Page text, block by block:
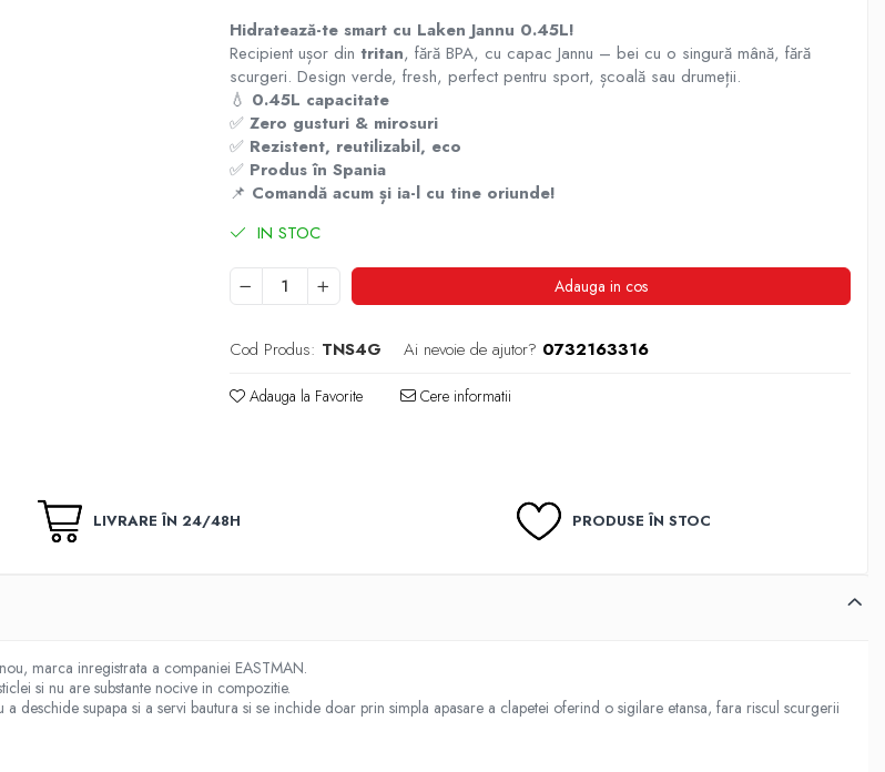
Hidratează-te smart cu Laken Jannu 0.45L!
Recipient ușor din tritan, fără BPA, cu capac Jannu – bei cu o singură mână, fără
scurgeri. Design verde, fresh, perfect pentru sport, școală sau drumeții.
💧 0.45L capacitate
✅ Zero gusturi & mirosuri
✅ Rezistent, reutilizabil, eco
✅ Produs în Spania
📌 Comandă acum și ia-l cu tine oriunde!
IN STOC
Adauga in cos
Cod Produs: TNS4G Ai nevoie de ajutor? 0732163316
Adauga la Favorite Cere informatii
LIVRARE ÎN 24/48H PRODUSE ÎN STOC
marca inregistrata a companiei EASTMAN.
si nu are substante nocive in compozitie.
deschide supapa si a servi bautura si se inchide doar prin simpla apasare a clapetei oferind o sigilare etansa, fara riscul scurgerii